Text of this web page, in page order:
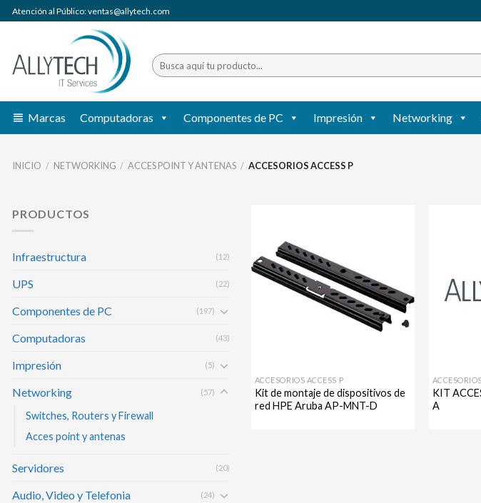
Saltar
Atención al Público: ventas@allytech.com
Buscar
por:
Marcas Computadoras Componentes de PC Impresión Networking
INICIO / NETWORKING / ACCES POINT Y ANTENAS / ACCESORIOS ACCESS P
PRODUCTOS
Infraestructura (12)
UPS (22)
Componentes de PC (197)
Computadoras (43)
Impresión (5)
Networking (57)
Switches, Routers y Firewall
Acces point y antenas
Servidores (20)
Audio, Video y Telefonia (24)
ACCESORIOS ACCESS P
Kit de montaje de dispositivos de
red HPE Aruba AP-MNT-D
KIT
A